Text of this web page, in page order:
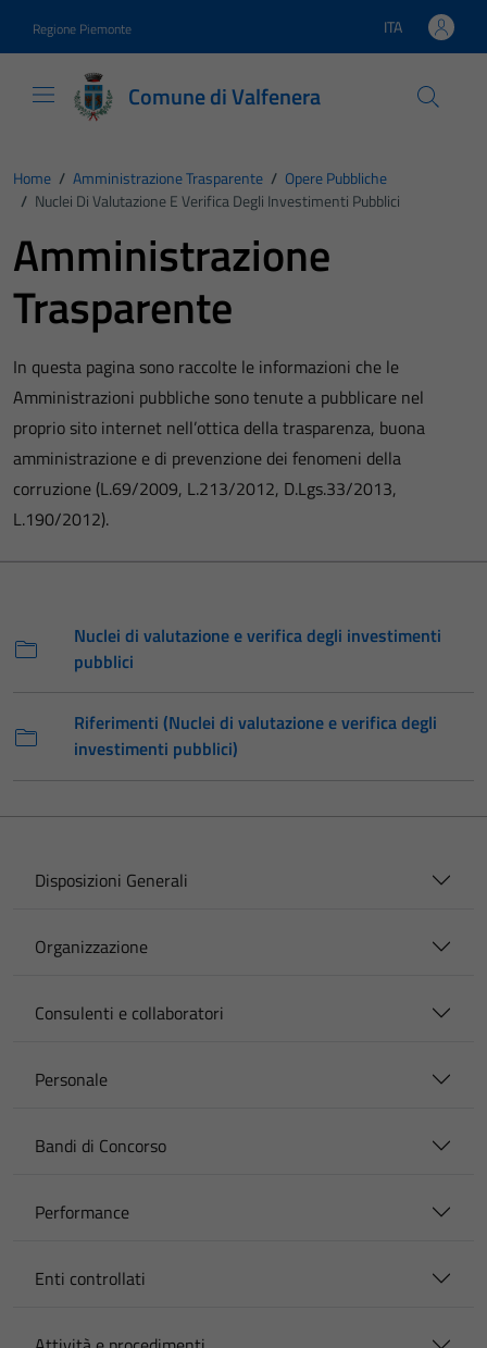
Regione Piemonte Lingua attiva:
ITA
Comune di Valfenera
Home / Amministrazione Trasparente / Opere Pubbliche
/ Nuclei Di Valutazione E Verifica Degli Investimenti Pubblici
Amministrazione
Trasparente
In questa pagina sono raccolte le informazioni che le
Amministrazioni pubbliche sono tenute a pubblicare nel
proprio sito internet nell’ottica della trasparenza, buona
amministrazione e di prevenzione dei fenomeni della
corruzione (L.69/2009, L.213/2012, D.Lgs.33/2013,
L.190/2012).
Nuclei di valutazione e verifica degli investimenti
pubblici
Riferimenti (Nuclei di valutazione e verifica degli
investimenti pubblici)
Disposizioni Generali
Organizzazione
Consulenti e collaboratori
Personale
Bandi di Concorso
Performance
Enti controllati